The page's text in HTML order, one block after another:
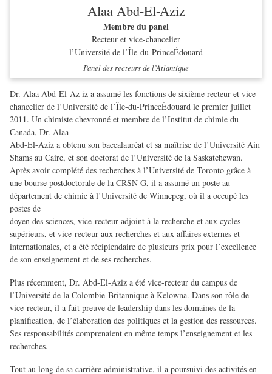
Alaa Abd-El-Aziz
Membre du panel
Recteur et vice-chancelier
l’Université de l’Île-du-PrinceÉdouard
Panel des recteurs de l’Atlantique
Dr. Alaa Abd-El-Az iz a assumé les fonctions de sixième recteur et vice-
chancelier de l’Université de l’Île-du-PrinceÉdouard le premier juillet
2011. Un chimiste chevronné et membre de l’Institut de chimie du
Canada, Dr. Alaa
Abd-El-Aziz a obtenu son baccalauréat et sa maîtrise de l’Université Ain
Shams au Caire, et son doctorat de l’Université de la Saskatchewan.
Après avoir complété des recherches à l’Université de Toronto grâce à
une bourse postdoctorale de la CRSN G, il a assumé un poste au
département de chimie à l’Université de Winnepeg, où il a occupé les
postes de
doyen des sciences, vice-recteur adjoint à la recherche et aux cycles
supérieurs, et vice-recteur aux recherches et aux affaires externes et
internationales, et a été récipiendaire de plusieurs prix pour l’excellence
de son enseignement et de ses recherches.
Plus récemment, Dr. Abd-El-Aziz a été vice-recteur du campus de
l’Université de la Colombie-Britannique à Kelowna. Dans son rôle de
vice-recteur, il a fait preuve de leadership dans les domaines de la
planification, de l’élaboration des politiques et la gestion des ressources.
Ses responsabilités comprenaient en même temps l’enseignement et les
recherches.
Tout au long de sa carrière administrative, il a poursuivi des activités en